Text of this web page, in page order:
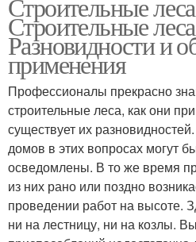
Строительные
Разновидности и
применения
Профессионалы прекрасно
строительные леса, как они
существует их
домов в этих вопросах могут
осведомлены. В то же время
из них рано или поздно
проведении работ на высоте.
ни на лестницу, ни на козлы.